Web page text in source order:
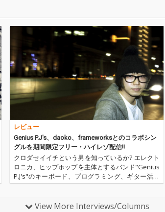
いく展開からリスナー
の間でも人気の高い楽
曲である。 Genius P.
にして16年間構築し続
けた完成 形をリリー
ス。 MVには『Peopl
e』『carries 』に続き
川辺崇広監督による3
部作 目として制作が決
いく展開からリスナー
の間でも人気の高い楽
曲である。 Genius P.
J'sという世界観の原点
にして16年間構築し続
けた完成 形をリリー
ス。 MVには『Peopl
e』『carries 』に続き
川辺崇広監督による3
部作 目として制作が決
定している。
レビュー
Genius P.J's、daoko、frameworksとのコラボシン
グルを期間限定フリー・ハイレゾ配信!!
クロダセイイチという男を知っているか? エレクト
ロニカ、ヒップホップを主体とするバンド"Genius
P.J's"のキーボード、プログラミング、ギター活動
を軸に、元ズボンズのドン・マツオとDON Matsuo
View More Interviews/Columns